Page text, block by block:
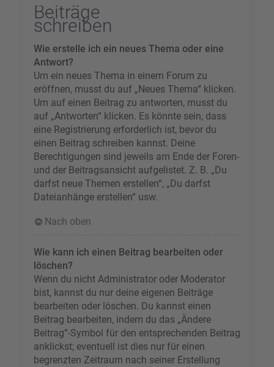
Beiträge
schreiben
Wie erstelle ich ein neues Thema oder eine
Antwort?
Um ein neues Thema in einem Forum zu
eröffnen, musst du auf „Neues Thema“ klicken.
Um auf einen Beitrag zu antworten, musst du
auf „Antworten“ klicken. Es könnte sein, dass
eine Registrierung erforderlich ist, bevor du
einen Beitrag schreiben kannst. Deine
Berechtigungen sind jeweils am Ende der Foren-
und der Beitragsansicht aufgelistet. Z. B. „Du
darfst neue Themen erstellen“, „Du darfst
Dateianhänge erstellen“ usw.
Nach oben
Wie kann ich einen Beitrag bearbeiten oder
löschen?
Wenn du nicht Administrator oder Moderator
bist, kannst du nur deine eigenen Beiträge
bearbeiten oder löschen. Du kannst einen
Beitrag bearbeiten, indem du das „Ändere
Beitrag“-Symbol für den entsprechenden Beitrag
anklickst; eventuell ist dies nur für einen
begrenzten Zeitraum nach seiner Erstellung